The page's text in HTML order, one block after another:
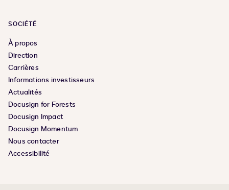
SOCIÉTÉ
À propos
Direction
Carrières
Informations investisseurs
Actualités
Docusign for Forests
Docusign Impact
Docusign Momentum
Nous contacter
Accessibilité